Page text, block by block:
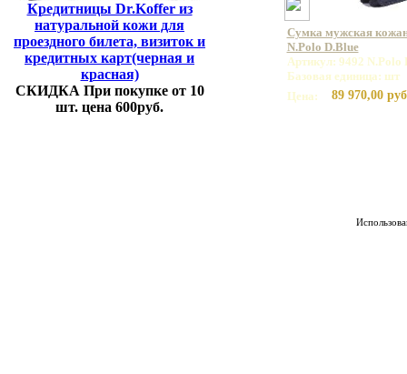
Кредитницы Dr.Koffer из
натуральной кожи для
проездного билета, визиток и
кредитных карт(черная и
красная)
СКИДКА При покупке от 10
шт. цена 600руб.
Сумка мужская
N.Polo D.Blue
Артикул: 9492 N.Polo
Базовая единица: шт
Цена:
89 970,00